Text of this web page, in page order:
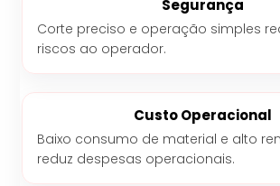
Segurança
Corte preciso e operação simples
riscos ao operador.
Custo Operacional
Baixo consumo de material e alto
reduz despesas operacionais.